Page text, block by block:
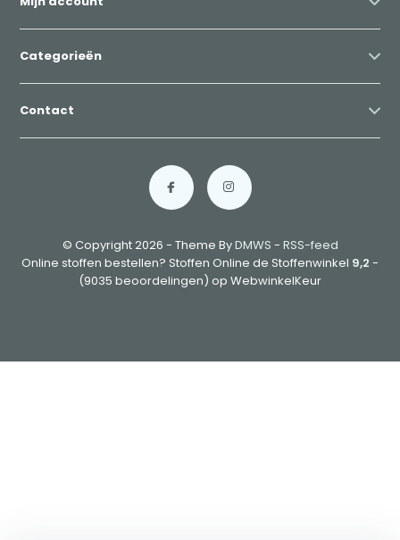
Categorieën
Contact
© Copyright 2026 - Theme ByDMWS - RSS-feed
Online stoffen bestellen? Stoffen Online de Stoffenwinkel 9,2 -
(9035 beoordelingen) op WebwinkelKeur